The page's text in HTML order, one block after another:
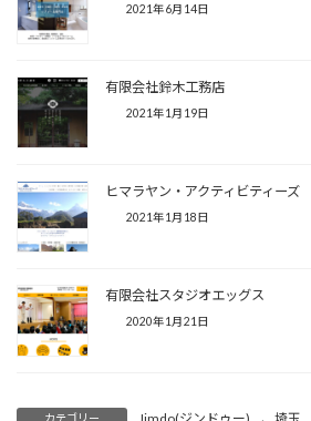
2021年6月14日
有限会社鈴木工務店
2021年1月19日
ヒマラヤン・アクティビティーズ
2021年1月18日
有限会社スタジオエッグス
2020年1月21日
カテゴリー